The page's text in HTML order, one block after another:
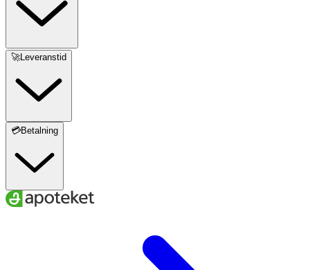
🚀Leveranstid
💳Betalning